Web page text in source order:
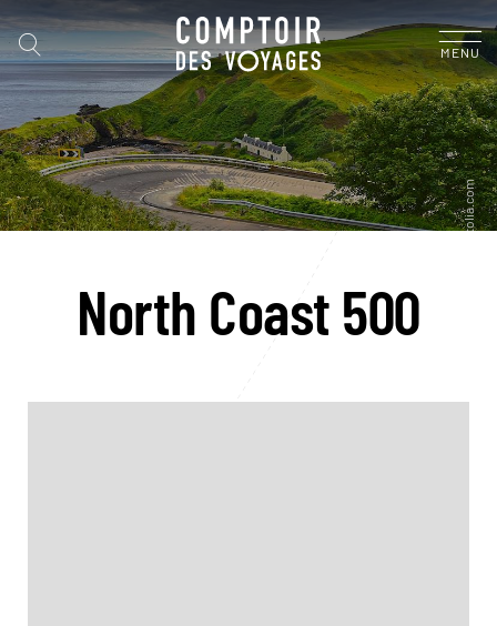
MENU
North Coast 500